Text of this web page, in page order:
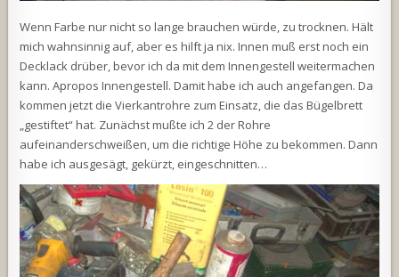
Wenn Farbe nur nicht so lange brauchen würde, zu trocknen. Hält
mich wahnsinnig auf, aber es hilft ja nix. Innen muß erst noch ein
Decklack drüber, bevor ich da mit dem Innengestell weitermachen
kann. Apropos Innengestell. Damit habe ich auch angefangen. Da
kommen jetzt die Vierkantrohre zum Einsatz, die das Bügelbrett
„gestiftet“ hat. Zunächst mußte ich 2 der Rohre
aufeinanderschweißen, um die richtige Höhe zu bekommen. Dann
habe ich ausgesägt, gekürzt, eingeschnitten…